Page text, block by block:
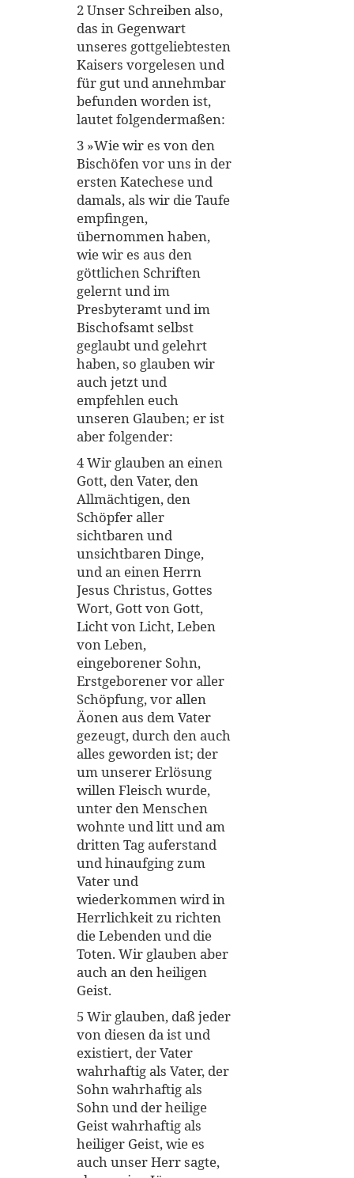
2 Unser Schreiben also,
das in Gegenwart
unseres gottgeliebtesten
Kaisers vorgelesen und
für gut und annehmbar
befunden worden ist,
lautet folgendermaßen:
3 »Wie wir es von den
Bischöfen vor uns in der
ersten Katechese und
damals, als wir die Taufe
empfingen,
übernommen haben,
wie wir es aus den
göttlichen Schriften
gelernt und im
Presbyteramt und im
Bischofsamt selbst
geglaubt und gelehrt
haben, so glauben wir
auch jetzt und
empfehlen euch
unseren Glauben; er ist
aber folgender:
4 Wir glauben an einen
Gott, den Vater, den
Allmächtigen, den
Schöpfer aller
sichtbaren und
unsichtbaren Dinge,
und an einen Herrn
Jesus Christus, Gottes
Wort, Gott von Gott,
Licht von Licht, Leben
von Leben,
eingeborener Sohn,
Erstgeborener vor aller
Schöpfung, vor allen
Äonen aus dem Vater
gezeugt, durch den auch
alles geworden ist; der
um unserer Erlösung
willen Fleisch wurde,
unter den Menschen
wohnte und litt und am
dritten Tag auferstand
und hinaufging zum
Vater und
wiederkommen wird in
Herrlichkeit zu richten
die Lebenden und die
Toten. Wir glauben aber
auch an den heiligen
Geist.
5 Wir glauben, daß jeder
von diesen da ist und
existiert, der Vater
wahrhaftig als Vater, der
Sohn wahrhaftig als
Sohn und der heilige
Geist wahrhaftig als
heiliger Geist, wie es
auch unser Herr sagte,